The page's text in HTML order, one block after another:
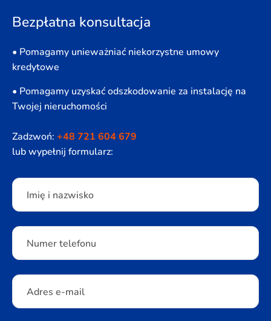
Bezpłatna konsultacja
• Pomagamy unieważniać niekorzystne umowy
kredytowe
• Pomagamy uzyskać odszkodowanie za instalację na
Twojej nieruchomości
Zadzwoń: +48 721 604 679
lub wypełnij formularz:
Please leave this field empty.
Imię i nazwisko
Numer telefonu
Adres e-mail